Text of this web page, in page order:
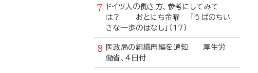
ドイツ人の働き方、参考にしてみて
は？ おとにち金曜 「うぱのちい
さな一歩のはなし」（17）
医政局の組織再編を通知 厚生労
働省、4日付